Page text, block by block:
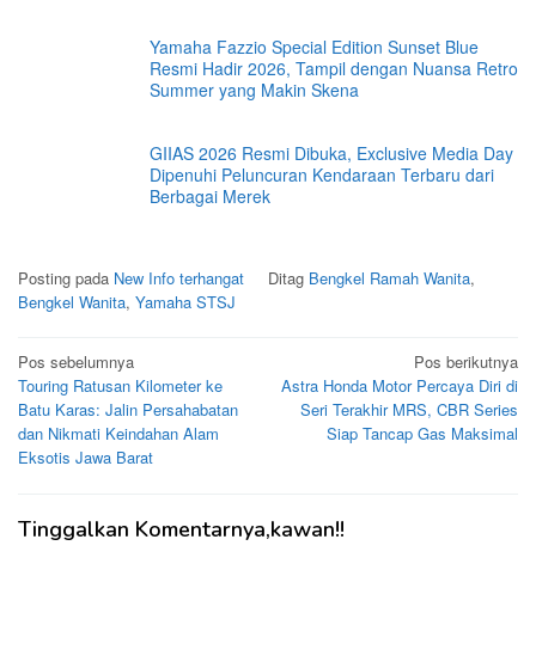
Yamaha Fazzio Special Edition Sunset Blue
Resmi Hadir 2026, Tampil dengan Nuansa Retro
Summer yang Makin Skena
GIIAS 2026 Resmi Dibuka, Exclusive Media Day
Dipenuhi Peluncuran Kendaraan Terbaru dari
Berbagai Merek
Posting pada New Info terhangat Ditag Bengkel Ramah Wanita,
Bengkel Wanita, Yamaha STSJ
Navigasi
pos
Pos sebelumnya
Touring Ratusan Kilometer ke
Batu Karas: Jalin Persahabatan
dan Nikmati Keindahan Alam
Eksotis Jawa Barat
Pos berikutnya
Astra Honda Motor Percaya Diri di
Seri Terakhir MRS, CBR Series
Siap Tancap Gas Maksimal
Tinggalkan Komentarnya,kawan!!